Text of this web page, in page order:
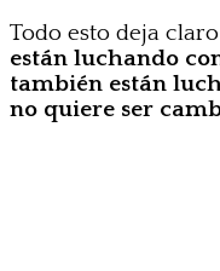
Todo esto deja
están luchando
también están
no quiere ser